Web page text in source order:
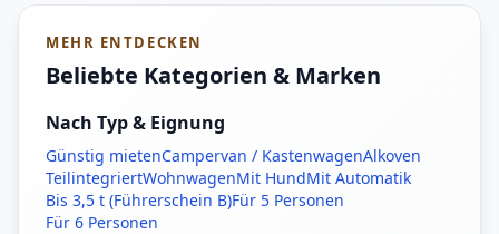
MEHR ENTDECKEN
Beliebte Kategorien & Marken
Nach Typ & Eignung
Günstig mietenCampervan / KastenwagenAlkoven
TeilintegriertWohnwagenMit HundMit Automatik
Bis 3,5 t (Führerschein B)Für 5 Personen
Für 6 Personen